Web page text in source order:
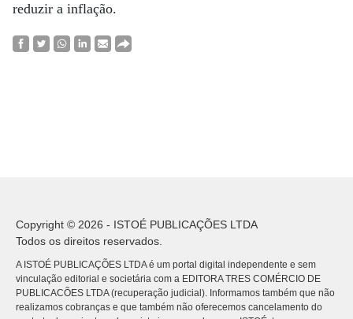
reduzir a inflação.
Copyright © 2026 - ISTOÉ PUBLICAÇÕES LTDA
Todos os direitos reservados.
A ISTOÉ PUBLICAÇÕES LTDA é um portal digital independente e sem
vinculação editorial e societária com a EDITORA TRES COMÉRCIO DE
PUBLICACÕES LTDA (recuperação judicial). Informamos também que não
realizamos cobranças e que também não oferecemos cancelamento do